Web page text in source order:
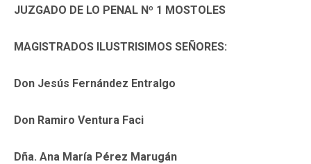
JUZGADO DE LO PENAL Nº 1 MOSTOLES
MAGISTRADOS ILUSTRISIMOS SEÑORES:
Don Jesús Fernández Entralgo
Don Ramiro Ventura Faci
Dña. Ana María Pérez Marugán